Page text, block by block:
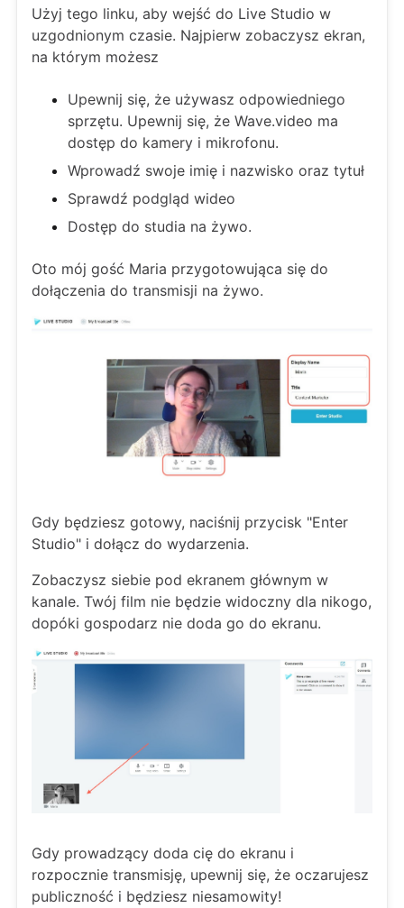
Użyj tego linku, aby wejść do Live Studio w
uzgodnionym czasie. Najpierw zobaczysz ekran,
na którym możesz
Upewnij się, że używasz odpowiedniego
sprzętu. Upewnij się, że Wave.video ma
dostęp do kamery i mikrofonu.
Wprowadź swoje imię i nazwisko oraz tytuł
Sprawdź podgląd wideo
Dostęp do studia na żywo.
Oto mój gość Maria przygotowująca się do
dołączenia do transmisji na żywo.
Gdy będziesz gotowy, naciśnij przycisk "Enter
Studio" i dołącz do wydarzenia.
Zobaczysz siebie pod ekranem głównym w
kanale. Twój film nie będzie widoczny dla nikogo,
dopóki gospodarz nie doda go do ekranu.
Gdy prowadzący doda cię do ekranu i
rozpocznie transmisję, upewnij się, że oczarujesz
publiczność i będziesz niesamowity!